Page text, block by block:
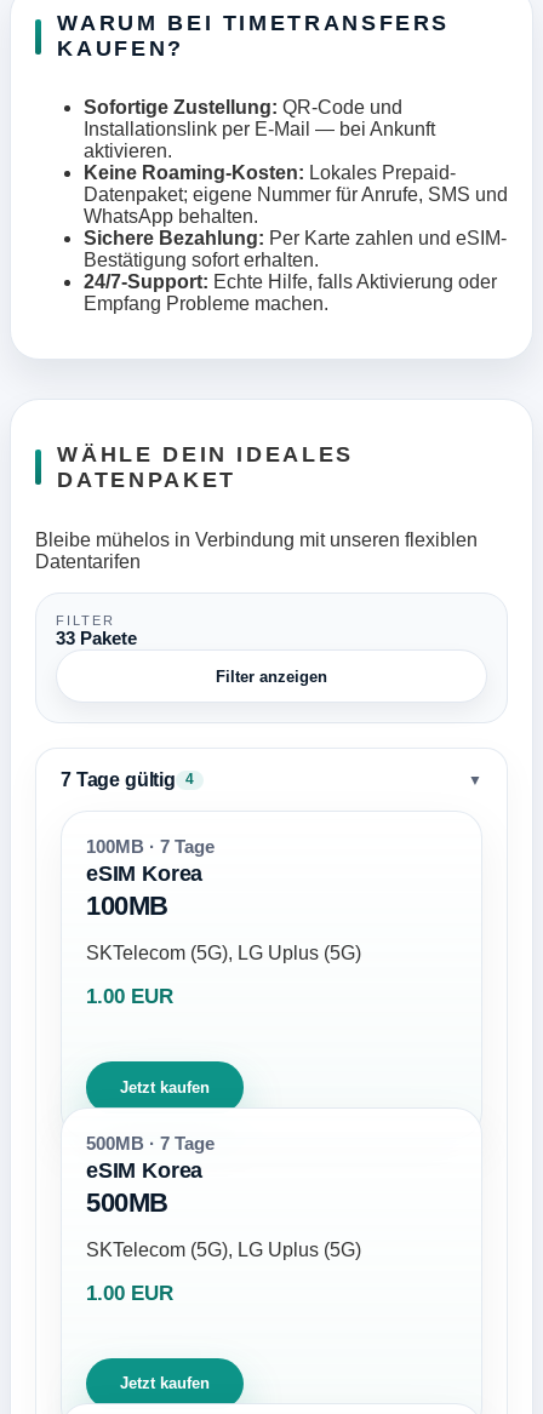
WARUM BEI TIMETRANSFERS
KAUFEN?
Sofortige Zustellung: QR-Code und
Installationslink per E-Mail — bei Ankunft
aktivieren.
Keine Roaming-Kosten: Lokales Prepaid-
Datenpaket; eigene Nummer für Anrufe, SMS und
WhatsApp behalten.
Sichere Bezahlung: Per Karte zahlen und eSIM-
Bestätigung sofort erhalten.
24/7-Support: Echte Hilfe, falls Aktivierung oder
Empfang Probleme machen.
WÄHLE DEIN IDEALES
DATENPAKET
Bleibe mühelos in Verbindung mit unseren flexiblen
Datentarifen
FILTER
33 Pakete
Filter anzeigen
7 Tage gültig 4 ▼
100MB · 7 Tage
eSIM Korea
100MB
SKTelecom (5G), LG Uplus (5G)
1.00 EUR
Jetzt kaufen
500MB · 7 Tage
eSIM Korea
500MB
SKTelecom (5G), LG Uplus (5G)
1.00 EUR
Jetzt kaufen